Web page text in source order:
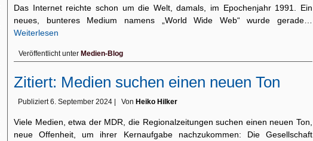
Das Internet reichte schon um die Welt, damals, im Epochenjahr 1991. Ein
neues, bunteres Medium namens „World Wide Web“ wurde gerade…
Weiterlesen
Veröffentlicht unter Medien-Blog
Zitiert: Medien suchen einen neuen Ton
Publiziert 6. September 2024 Von Heiko Hilker
Viele Medien, etwa der MDR, die Regionalzeitungen suchen einen neuen Ton,
neue Offenheit, um ihrer Kernaufgabe nachzukommen: Die Gesellschaft